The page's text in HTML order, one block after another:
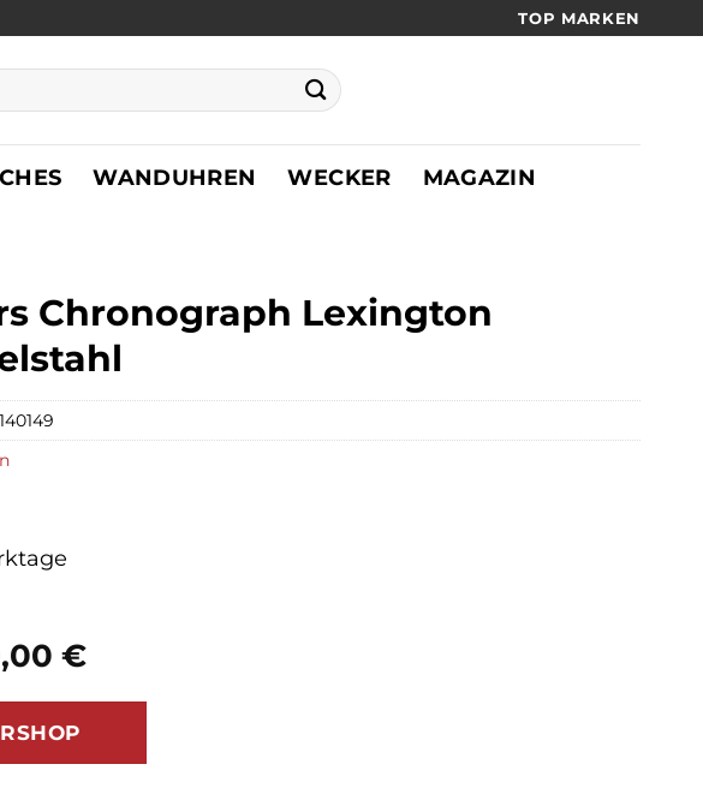
TOP MARKEN
WANDUHREN WECKER MAGAZIN
Chronograph Lexington
€
€Aktueller